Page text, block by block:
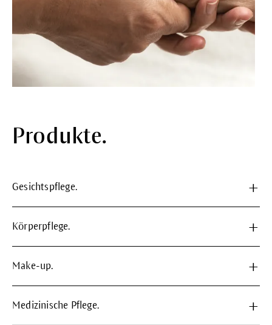
Produkte.
Gesichtspflege.
Körperpflege.
Make-up.
Medizinische Pflege.